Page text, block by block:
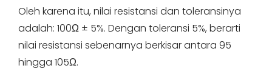
Oleh karena itu, nilai resistansi dan toleransinya
adalah: 100Ω ± 5%. Dengan toleransi 5%, berarti
nilai resistansi sebenarnya berkisar antara 95
hingga 105Ω.